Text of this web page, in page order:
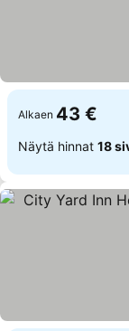
Alkaen 43 €
Näytä hinnat 18